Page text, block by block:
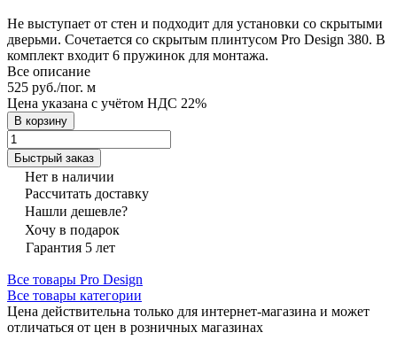
Не выступает от стен и подходит для установки со скрытыми
дверьми. Сочетается со скрытым плинтусом Pro Design 380. В
комплект входит 6 пружинок для монтажа.
Все описание
525 руб./пог. м
Цена указана с учётом НДС 22%
В корзину
Быстрый заказ
Нет в наличии
Рассчитать доставку
Нашли дешевле?
Хочу в подарок
Гарантия 5 лет
Все товары Pro Design
Все товары категории
Цена действительна только для интернет-магазина и может
отличаться от цен в розничных магазинах